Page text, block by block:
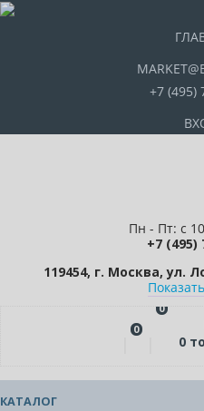
+7 (495)
Пн - Пт: с
+7 (495)
119454, г. Москва, ул.
0
0
0
КАТАЛОГ